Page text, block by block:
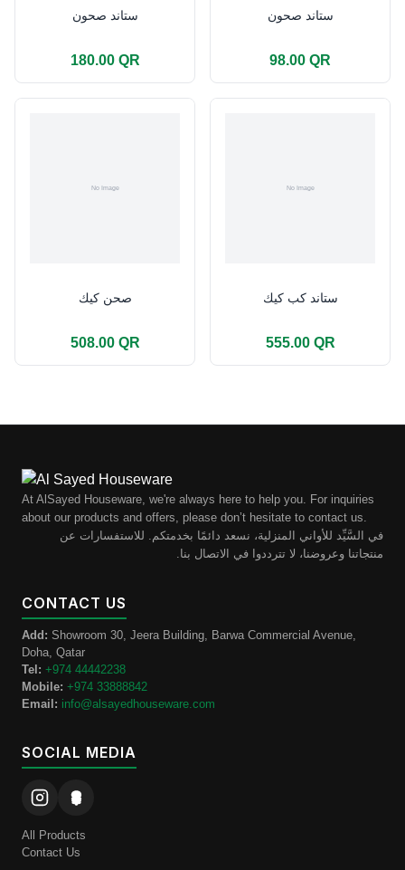
ستاند صحون
180.00 QR
ستاند صحون
98.00 QR
صحن كيك
508.00 QR
ستاند كب كيك
555.00 QR
At AlSayed Houseware, we're always here to help you. For inquiries
about our products and offers, please don’t hesitate to contact us.
في السَّيِّد للأواني المنزلية، نسعد دائمًا بخدمتكم. للاستفسارات عن
منتجاتنا وعروضنا، لا تترددوا في الاتصال بنا.
CONTACT US
Add: Showroom 30, Jeera Building, Barwa Commercial Avenue,
Doha, Qatar
Tel: +974 44442238
Mobile: +974 33888842
Email: info@alsayedhouseware.com
SOCIAL MEDIA
All Products
Contact Us